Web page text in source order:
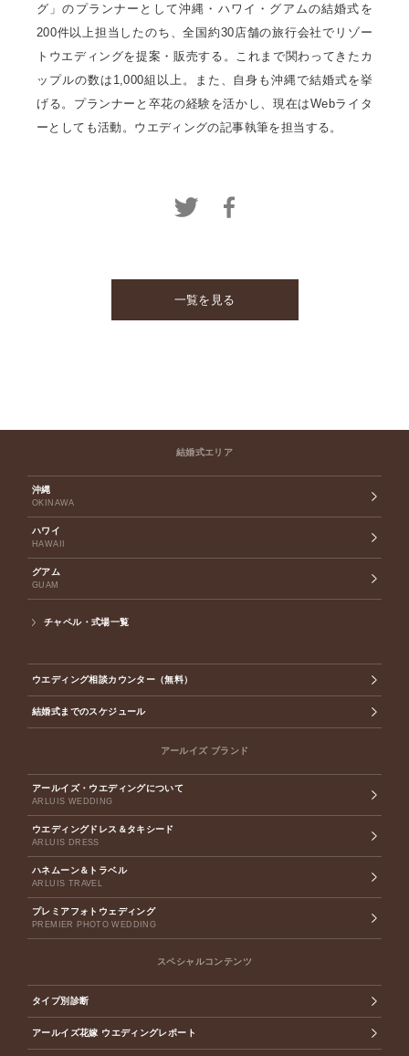
グ」のプランナーとして沖縄・ハワイ・グアムの結婚式を
200件以上担当したのち、全国約30店舗の旅行会社でリゾー
トウエディングを提案・販売する。これまで関わってきたカ
ップルの数は1,000組以上。また、自身も沖縄で結婚式を挙
げる。プランナーと卒花の経験を活かし、現在はWebライタ
ーとしても活動。ウエディングの記事執筆を担当する。
一覧を見る
結婚式エリア
沖縄
OKINAWA
ハワイ
HAWAII
グアム
GUAM
チャペル・式場一覧
ウエディング相談カウンター（無料）
結婚式までのスケジュール
アールイズ ブランド
アールイズ・ウエディングについて
ARLUIS WEDDING
ウエディングドレス＆タキシード
ARLUIS DRESS
ハネムーン＆トラベル
ARLUIS TRAVEL
プレミアフォトウェディング
PREMIER PHOTO WEDDING
スペシャルコンテンツ
タイプ別診断
アールイズ花嫁 ウエディングレポート